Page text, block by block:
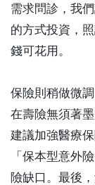
需求問診，我
的方式投資，
錢可花用。
保險則稍做微
在壽險無須著
建議加強醫療
「保本型意外
險缺口。最後